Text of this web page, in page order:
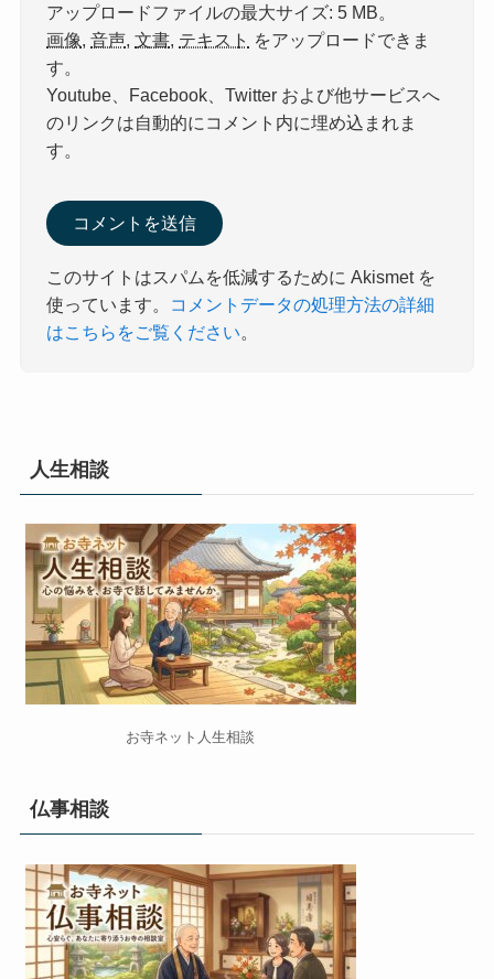
アップロードファイルの最大サイズ: 5 MB。
画像,音声,文書, テキスト をアップロードできま
す。
Youtube、Facebook、Twitter および他サービスへ
のリンクは自動的にコメント内に埋め込まれま
す。
このサイトはスパムを低減するために Akismet を
使っています。
コメントデータの処理方法の詳細
はこちらをご覧ください。
人生相談
お寺ネット人生相談
仏事相談